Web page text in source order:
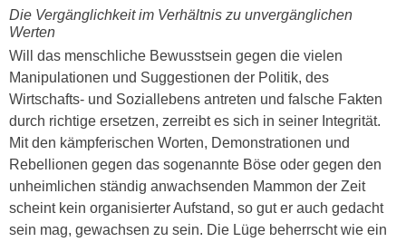
on
Die Vergänglichkeit im Verhältnis zu unvergänglichen
Werten
Will das menschliche Bewusstsein gegen die vielen
Manipulationen und Suggestionen der Politik, des
Wirtschafts- und Soziallebens antreten und falsche Fakten
durch richtige ersetzen, zerreibt es sich in seiner Integrität.
Mit den kämpferischen Worten, Demonstrationen und
Rebellionen gegen das sogenannte Böse oder gegen den
unheimlichen ständig anwachsenden Mammon der Zeit
scheint kein organisierter Aufstand, so gut er auch gedacht
sein mag, gewachsen zu sein. Die Lüge beherrscht wie ein